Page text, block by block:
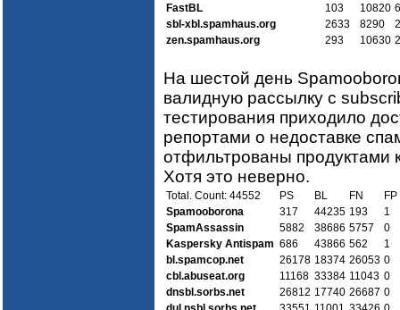
FastBL
103 10820
sbl-xbl.spamhaus.org
2633 8290
zen.spamhaus.org
293 10630
На шестой день
валидную рассылку с
тестирования приходило
репортами о недоставке
отфильтрованы продуктами
Хотя это неверно.
Total. Count: 44552 PS BL FN
FP
Spamooborona
317 44235 193
1
SpamAssassin
5882 38686 5757
0
Kaspersky Antispam 686 43866 562
1
bl.spamcop.net
26178 18374 26053 0
cbl.abuseat.org
11168 33384 11043 0
dnsbl.sorbs.net
26812 17740 26687 0